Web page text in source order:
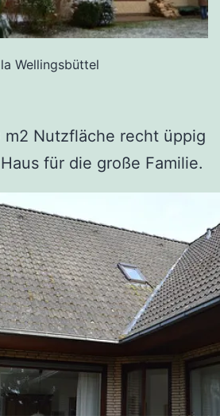
Wellingsbüttel
Nutzfläche recht üppig
für die große Familie.